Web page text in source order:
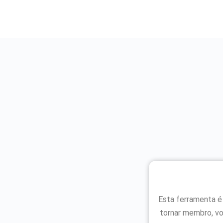
Esta ferramenta
tornar membro,